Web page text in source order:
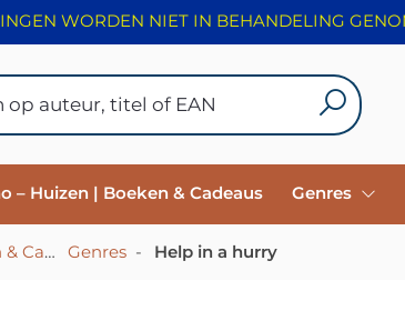
– Huizen | Boeken & Cadeaus Genres
HOME - Christelijke Boekhandel De Echo – Huizen | Boeken & Cadeaus -
Genres - Help in a hurry